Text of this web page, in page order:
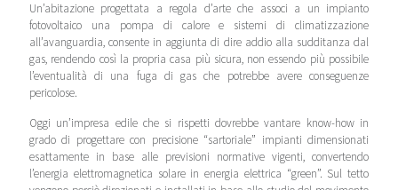
Un’abitazione progettata a regola d’arte che associ a un impianto
fotovoltaico una pompa di calore e sistemi di climatizzazione
all’avanguardia, consente in aggiunta di dire addio alla sudditanza dal
gas, rendendo così la propria casa più sicura, non essendo più possibile
l’eventualità di una fuga di gas che potrebbe avere conseguenze
pericolose.
Oggi un’impresa edile che si rispetti dovrebbe vantare know-how in
grado di progettare con precisione “sartoriale” impianti dimensionati
esattamente in base alle previsioni normative vigenti, convertendo
l’energia elettromagnetica solare in energia elettrica “green”. Sul tetto